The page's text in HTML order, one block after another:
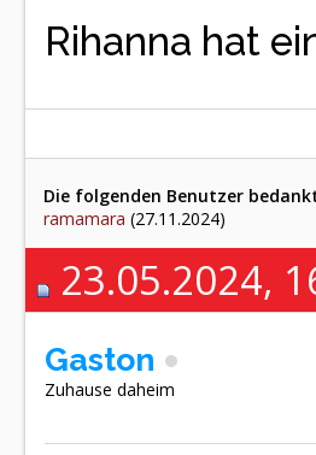
Rihanna hat
Die folgenden Benutzer
ramamara (27.11.2024)
23.05.2024,
Gaston
Zuhause daheim